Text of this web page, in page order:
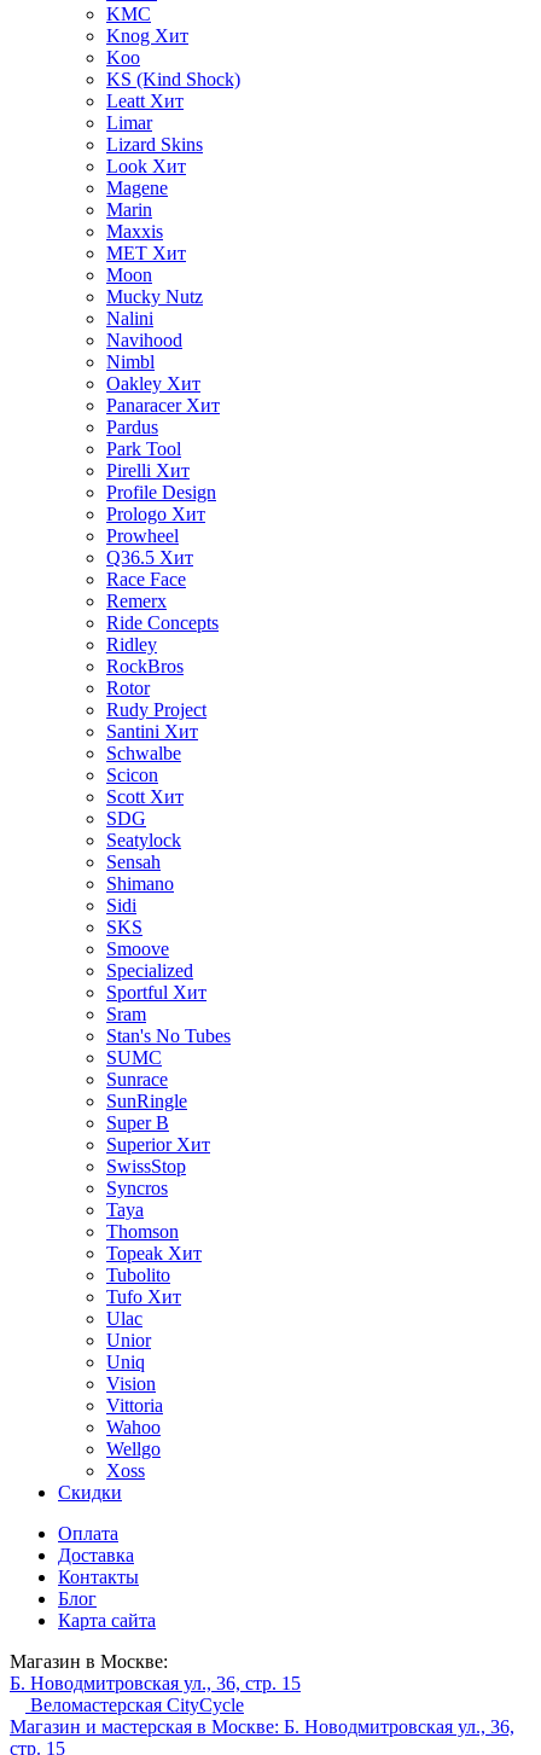
KMC
Knog Хит
Koo
KS (Kind Shock)
Leatt Хит
Limar
Lizard Skins
Look Хит
Magene
Marin
Maxxis
MET Хит
Moon
Mucky Nutz
Nalini
Navihood
Nimbl
Oakley Хит
Panaracer Хит
Pardus
Park Tool
Pirelli Хит
Profile Design
Prologo Хит
Prowheel
Q36.5 Хит
Race Face
Remerx
Ride Concepts
Ridley
RockBros
Rotor
Rudy Project
Santini Хит
Schwalbe
Scicon
Scott Хит
SDG
Seatylock
Sensah
Shimano
Sidi
SKS
Smoove
Specialized
Sportful Хит
Sram
Stan's No Tubes
SUMC
Sunrace
SunRingle
Super B
Superior Хит
SwissStop
Syncros
Taya
Thomson
Topeak Хит
Tubolito
Tufo Хит
Ulac
Unior
Uniq
Vision
Vittoria
Wahoo
Wellgo
Xoss
Скидки
Оплата
Доставка
Контакты
Блог
Карта сайта
Магазин в Москве:
Б. Новодмитровская ул., 36, стр. 15
Веломастерская CityCycle
Магазин и мастерская в Москве: Б. Новодмитровская ул., 36,
стр. 15